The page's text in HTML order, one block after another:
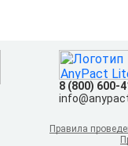
8 (800) 600-
Правила